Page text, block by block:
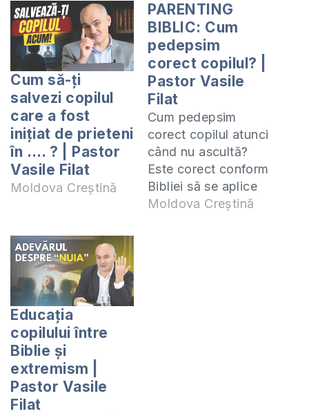
Cum să-ți
salvezi copilul
care a fost
inițiat de prieteni
în …. ? | Pastor
Vasile Filat
Moldova Creștină
PARENTING
BIBLIC: Cum
pedepsim
corect copilul? |
Pastor Vasile
Filat
Cum pedepsim
corect copilul atunci
când nu ascultă?
Este corect conform
Bibliei să se aplice
pedeasa corporală
Moldova Creștină
Educația
copilului între
Biblie și
extremism |
Pastor Vasile
Filat